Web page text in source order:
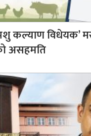
कल्याण विधेयक’
असहमति